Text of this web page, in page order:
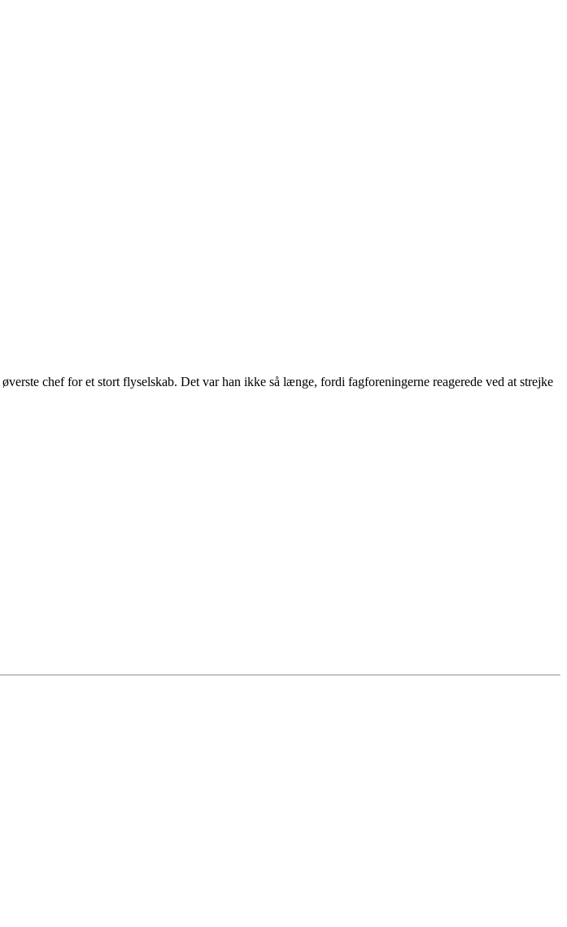
chef for et stort flyselskab. Det var han ikke så længe, fordi fagforeningerne reagerede ved at strejke